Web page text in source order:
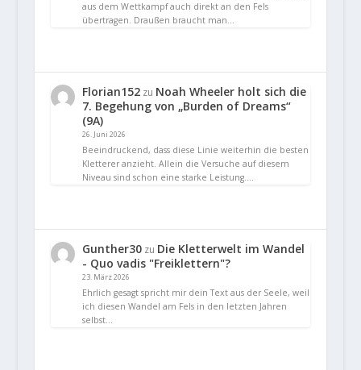
aus dem Wettkampf auch direkt an den Fels
übertragen. Draußen braucht man…
Florian152zu Noah Wheeler holt sich die
7. Begehung von „Burden of Dreams“
(9A)
26. Juni 2026
Beeindruckend, dass diese Linie weiterhin die besten
Kletterer anzieht. Allein die Versuche auf diesem
Niveau sind schon eine starke Leistung.…
Gunther30zu Die Kletterwelt im Wandel
- Quo vadis "Freiklettern"?
23. März 2026
Ehrlich gesagt spricht mir dein Text aus der Seele, weil
ich diesen Wandel am Fels in den letzten Jahren
selbst…